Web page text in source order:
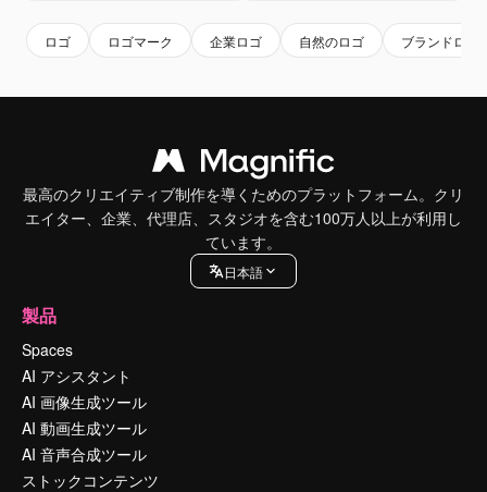
ロゴ ロゴマーク 企業ロゴ 自然のロゴ ブランドロゴ
最高のクリエイティブ制作を導くためのプラットフォーム。クリ
エイター、企業、代理店、スタジオを含む100万人以上が利用し
ています。
日本語
製品
Spaces
AI アシスタント
AI 画像生成ツール
AI 動画生成ツール
AI 音声合成ツール
ストックコンテンツ